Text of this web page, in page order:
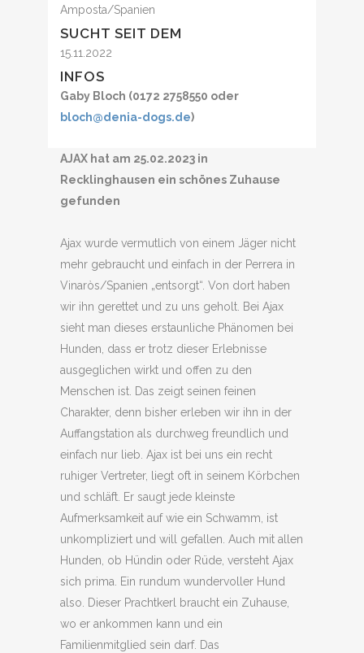
Amposta/Spanien
SUCHT SEIT DEM
15.11.2022
INFOS
Gaby Bloch (0172 2758550 oder
bloch@denia-dogs.de)
AJAX hat am 25.02.2023 in
Recklinghausen ein schönes Zuhause
gefunden
Ajax wurde vermutlich von einem Jäger nicht
mehr gebraucht und einfach in der Perrera in
Vinaròs/Spanien „entsorgt“. Von dort haben
wir ihn gerettet und zu uns geholt. Bei Ajax
sieht man dieses erstaunliche Phänomen bei
Hunden, dass er trotz dieser Erlebnisse
ausgeglichen wirkt und offen zu den
Menschen ist. Das zeigt seinen feinen
Charakter, denn bisher erleben wir ihn in der
Auffangstation als durchweg freundlich und
einfach nur lieb. Ajax ist bei uns ein recht
ruhiger Vertreter, liegt oft in seinem Körbchen
und schläft. Er saugt jede kleinste
Aufmerksamkeit auf wie ein Schwamm, ist
unkompliziert und will gefallen. Auch mit allen
Hunden, ob Hündin oder Rüde, versteht Ajax
sich prima. Ein rundum wundervoller Hund
also. Dieser Prachtkerl braucht ein Zuhause,
wo er ankommen kann und ein
Familienmitglied sein darf. Das